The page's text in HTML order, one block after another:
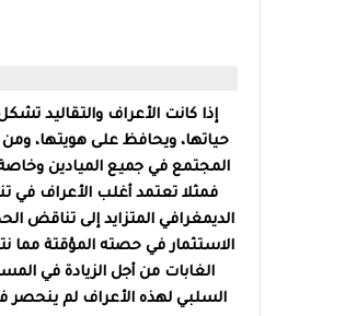
إذا كانت الأعراف والتقاليد
حياتها، ويحافظ على هويتها،
المجتمع في جميع الميادين
فمثلا تعتمد أغلب الأعراف في
الديمغرافي المتزايد إلى تناقض
الاستثمار في حصته المؤقتة مما
الغابات من أجل الزيادة في
السلبي لهذه الأعراف لم ينحصر